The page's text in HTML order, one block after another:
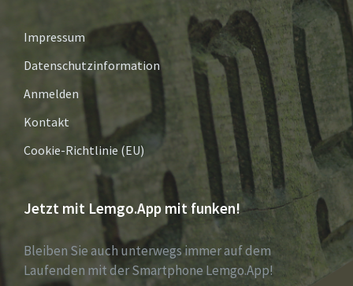
Impressum
Datenschutzinformation
Anmelden
Kontakt
Cookie-Richtlinie (EU)
Jetzt mit Lemgo.App mit funken!
Bleiben Sie auch unterwegs immer auf dem
Laufenden mit der Smartphone Lemgo.App!